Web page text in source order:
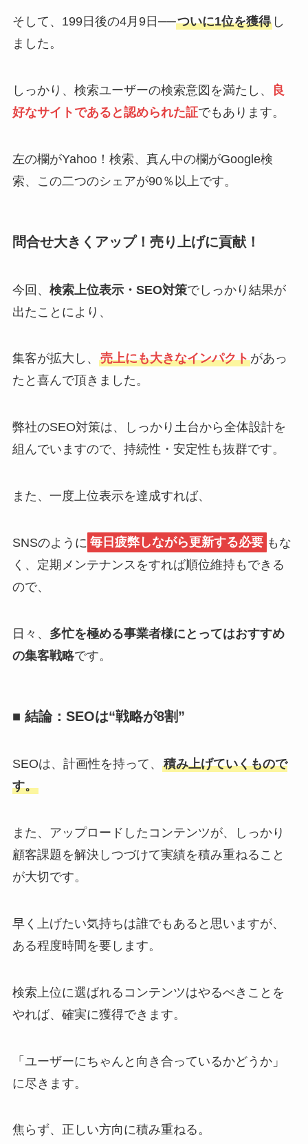
そして、199日後の4月9日──ついに1位を獲得し
ました。
しっかり、検索ユーザーの検索意図を満たし、
良
好なサイトであると認められた証でもあります。
左の欄がYahoo！検索、真ん中の欄がGoogle検
索、この二つのシェアが90％以上です。
問合せ大きくアップ！売り上げに貢献！
今回、 検索上位表示・SEO対策でしっかり結果が
出たことにより、
集客が拡大し、 売上にも大きなインパクトがあっ
たと喜んで頂きました。
弊社のSEO対策は、しっかり土台から全体設計を
組んでいますので、持続性・安定性も抜群です。
また、一度上位表示を達成すれば、
SNSのように 毎日疲弊しながら更新する必要 もな
く、定期メンテナンスをすれば順位維持もできる
ので、
日々、 多忙を極める事業者様にとってはおすすめ
の集客戦略です。
■ 結論：SEOは“戦略が8割”
SEOは、計画性を持って、 積み上げていくもので
す。
また、アップロードしたコンテンツが、しっかり
顧客課題を解決しつづけて実績を積み重ねること
が大切です。
早く上げたい気持ちは誰でもあると思いますが、
ある程度時間を要します。
検索上位に選ばれるコンテンツはやるべきことを
やれば、確実に獲得できます。
「ユーザーにちゃんと向き合っているかどうか」
に尽きます。
焦らず、正しい方向に積み重ねる。